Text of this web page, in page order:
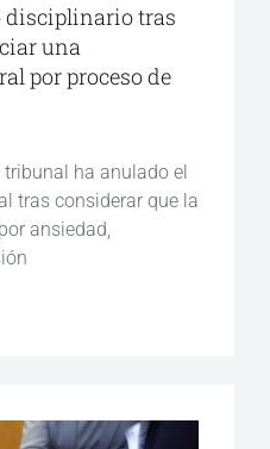
disciplinario tras
una
por proceso de
ha anulado el
tras considerar que la
ansiedad,